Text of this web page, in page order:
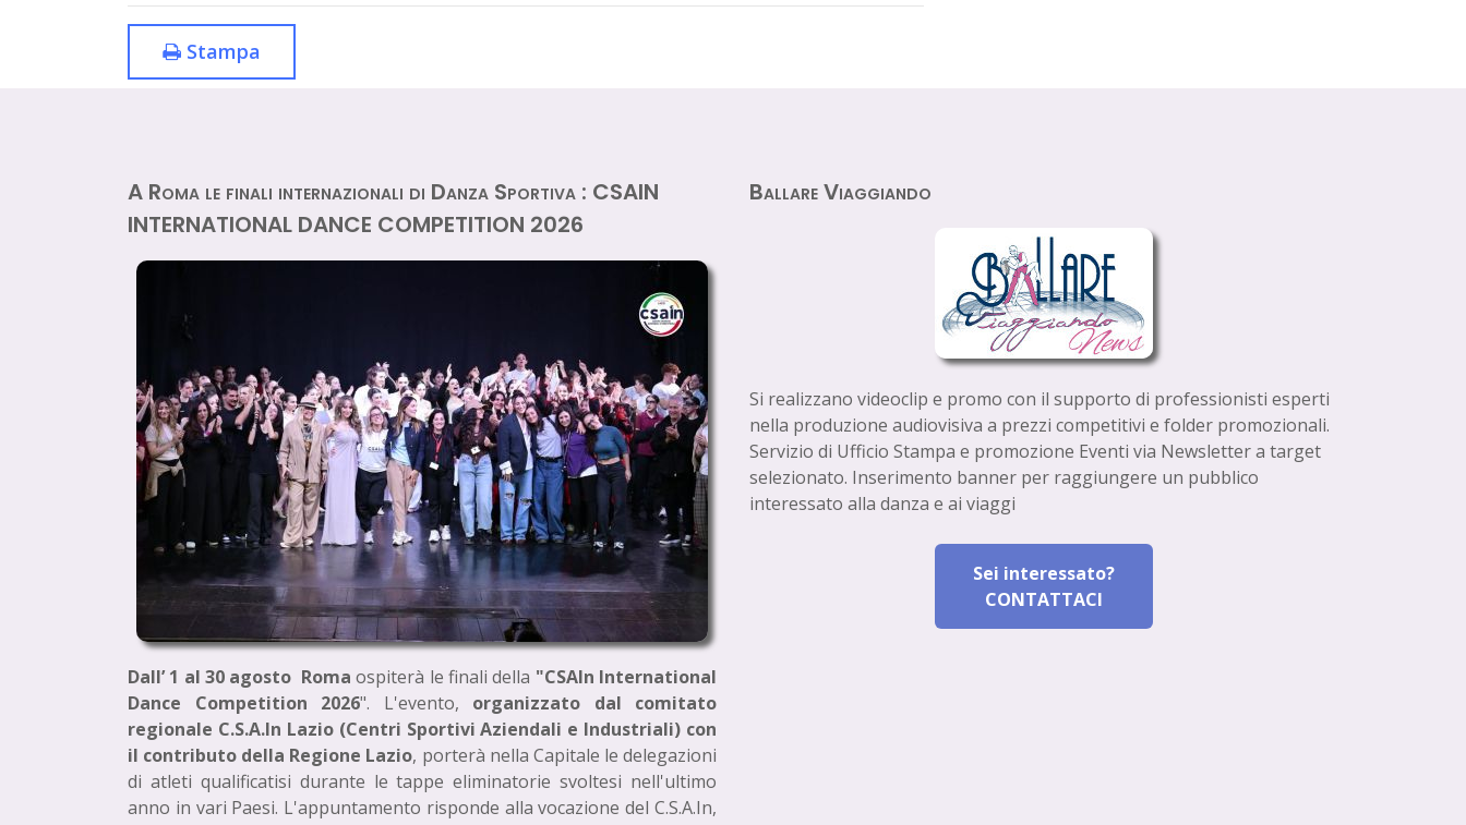
Stampa
A Roma le finali internazionali di Danza Sportiva : CSAIN
INTERNATIONAL DANCE COMPETITION 2026
Dall’ 1 al 30 agosto Roma ospiterà le finali della "CSAIn International
Dance Competition 2026". L'evento, organizzato dal comitato
regionale C.S.A.In Lazio (Centri Sportivi Aziendali e Industriali) con
il contributo della Regione Lazio, porterà nella Capitale le delegazioni
di atleti qualificatisi durante le tappe eliminatorie svoltesi nell'ultimo
anno in vari Paesi. L'appuntamento risponde alla vocazione del C.S.A.In,
Ballare Viaggiando
Si realizzano videoclip e promo con il supporto di professionisti esperti
nella produzione audiovisiva a prezzi competitivi e folder promozionali.
Servizio di Ufficio Stampa e promozione Eventi via Newsletter a target
selezionato. Inserimento banner per raggiungere un pubblico
interessato alla danza e ai viaggi
Sei interessato?
CONTATTACI